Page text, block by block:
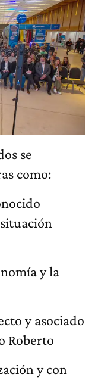
se
como:
y la
y asociado
Roberto
y con